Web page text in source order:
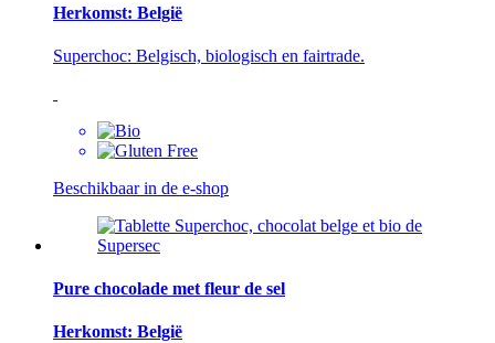
Herkomst: België
Superchoc: Belgisch, biologisch en fairtrade.
Beschikbaar in de e-shop
Pure chocolade met fleur de sel
Herkomst: België